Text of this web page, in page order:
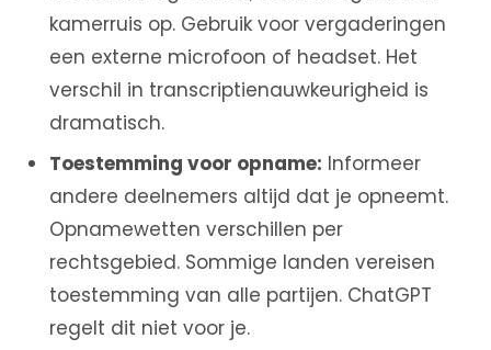
kamerruis op. Gebruik voor vergaderingen
een externe microfoon of headset. Het
verschil in transcriptienauwkeurigheid is
dramatisch.
Toestemming voor opname: Informeer
andere deelnemers altijd dat je opneemt.
Opnamewetten verschillen per
rechtsgebied. Sommige landen vereisen
toestemming van alle partijen. ChatGPT
regelt dit niet voor je.